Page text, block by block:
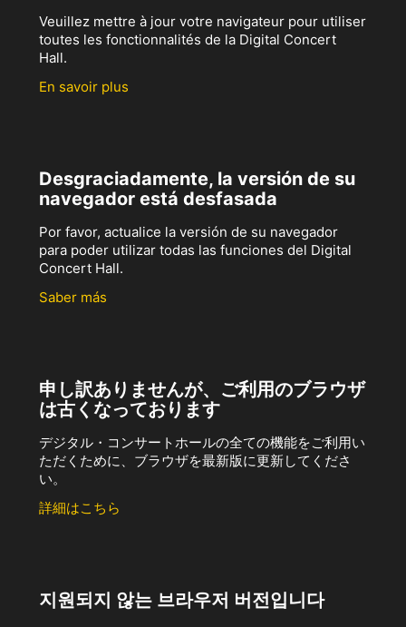
Veuillez mettre à jour votre navigateur pour utiliser
toutes les fonctionnalités de la Digital Concert
Hall.
En savoir plus
Desgraciadamente, la versión de su
navegador está desfasada
Por favor, actualice la versión de su navegador
para poder utilizar todas las funciones del Digital
Concert Hall.
Saber más
申し訳ありませんが、ご利用のブラウザ
は古くなっております
デジタル・コンサートホールの全ての機能をご利用い
ただくために、ブラウザを最新版に更新してくださ
い。
詳細はこちら
지원되지 않는 브라우저 버전입니다